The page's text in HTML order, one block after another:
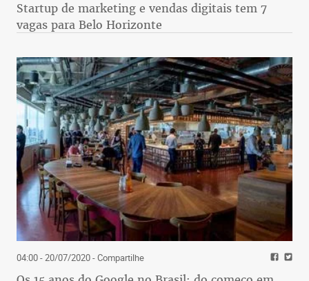
Startup de marketing e vendas digitais tem 7
vagas para Belo Horizonte
04:00 - 20/07/2020- Compartilhe